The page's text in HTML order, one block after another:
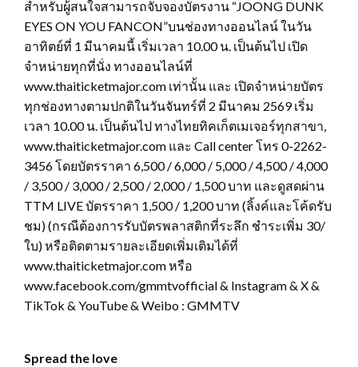
สำหรับผู้สนใจสามารถจับจองบัตรงาน “JOONG DUNK
EYES ON YOU FANCON”บนช่องทางออนไลน์ ในวัน
อาทิตย์ที่ 1 มีนาคมนี้ เริ่มเวลา 10.00 น. เป็นต้นไป เปิด
จำหน่ายทุกที่นั่ง ทางออนไลน์ที่
www.thaiticketmajor.com เท่านั้น และ เปิดจำหน่ายบัตร
ทุกช่องทางตามปกติในวันจันทร์ที่ 2 มีนาคม 2569 เริ่ม
เวลา 10.00 น. เป็นต้นไป ทางไทยทิคเก็ตเมเจอร์ทุกสาขา,
www.thaiticketmajor.com และ Call center โทร 0-2262-
3456 โดยบัตรราคา 6,500 / 6,000 / 5,000 / 4,500 / 4,000
/ 3,500 / 3,000 / 2,500 / 2,000 / 1,500 บาท และดูสดผ่าน
TTM LIVE บัตรราคา 1,500 / 1,200 บาท (ลิ้งค์และโค้ดรับ
ชม) (กรณีต้องการรับบัตรพลาสติกที่ระลึก ชำระเพิ่ม 30/
ใบ) หรือติดตามรายละเอียดเพิ่มเติมได้ที่
www.thaiticketmajor.com หรือ
www.facebook.com/gmmtvofficial & Instagram & X &
TikTok & YouTube & Weibo : GMMTV
Spread the love